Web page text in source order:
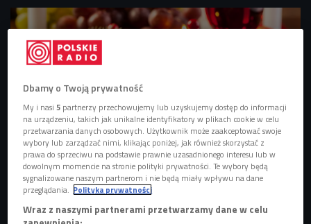
Wigilijne potrawy - kupić, czy przygotować samemu?
Dbamy o Twoją prywatność
My i nasi5 partnerzy przechowujemy lub uzyskujemy dostęp do informacji
na urządzeniu, takich jak unikalne identyfikatory w plikach cookie w celu
przetwarzania danych osobowych. Użytkownik może zaakceptować swoje
wybory lub zarządzać nimi, klikając poniżej, jak również skorzystać z
prawa do sprzeciwu na podstawie prawnie uzasadnionego interesu lub w
dowolnym momencie na stronie polityki prywatności. Te wybory będą
sygnalizowane naszym partnerom i nie będą miały wpływu na dane
przeglądania. Polityka prywatności
Wraz z naszymi partnerami przetwarzamy dane w celu